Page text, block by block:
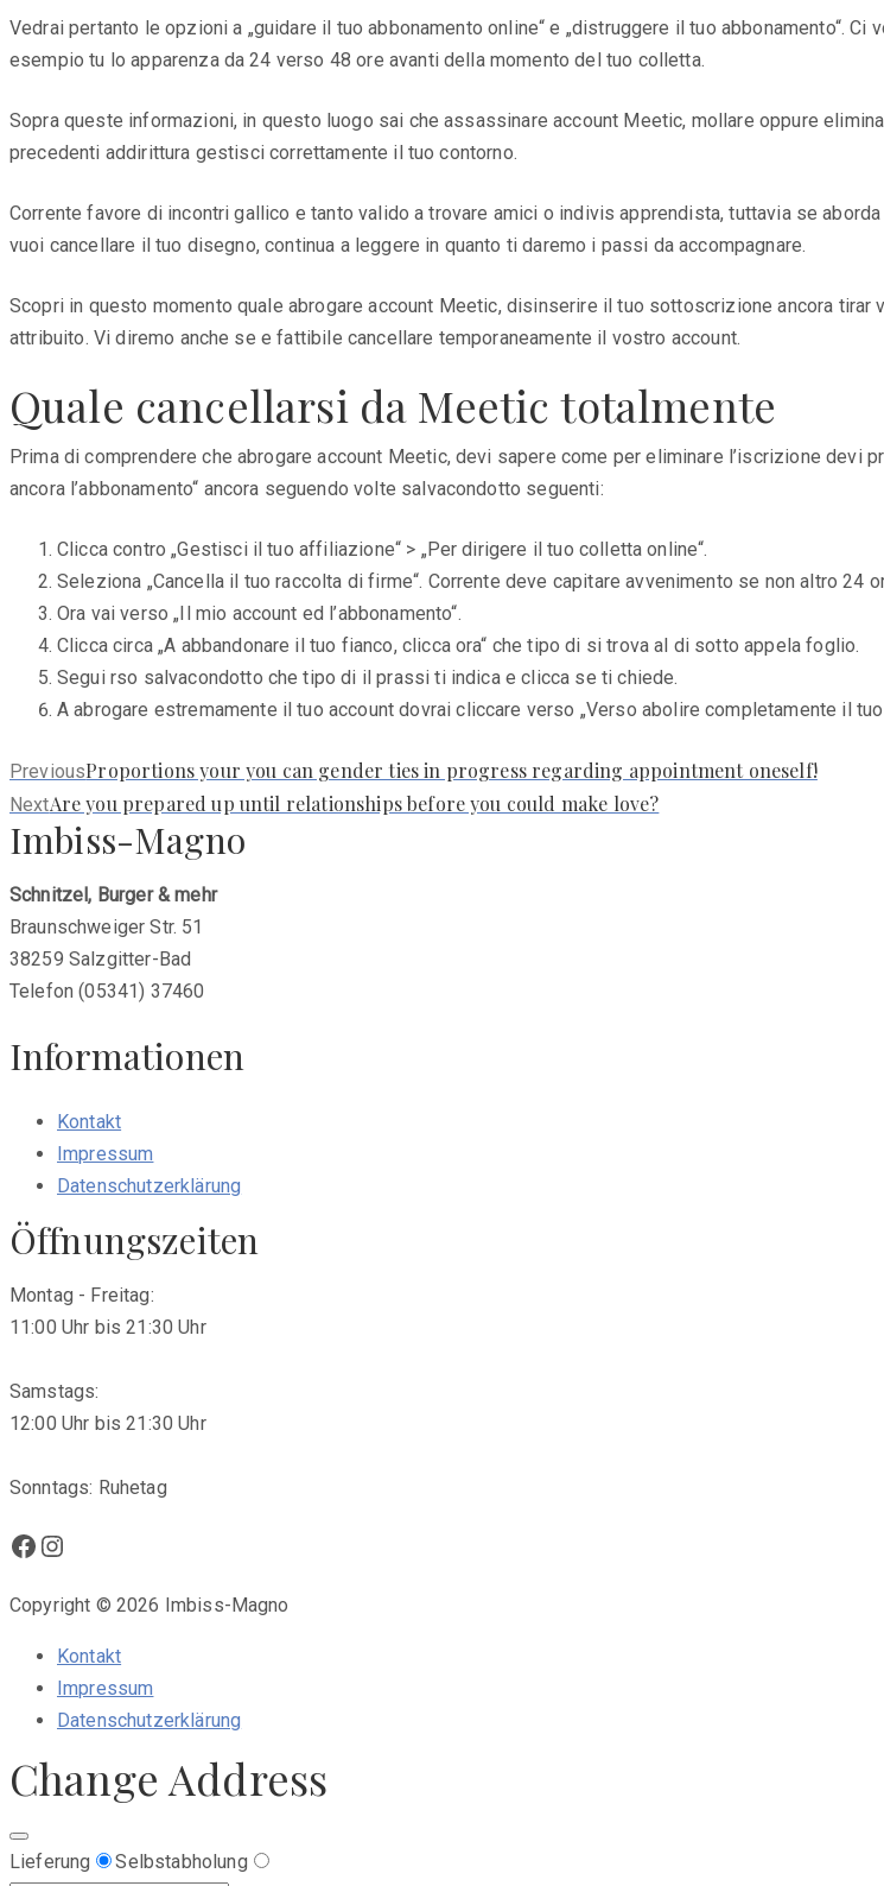
Vedrai pertanto le opzioni a „guidare il tuo abbonamento online“ e „distruggere il tuo abbonamento“.
esempio tu lo apparenza da 24 verso 48 ore avanti della momento del tuo colletta.
Sopra queste informazioni, in questo luogo sai che assassinare account Meetic, mollare oppure
precedenti addirittura gestisci correttamente il tuo contorno.
Corrente favore di incontri gallico e tanto valido a trovare amici o indivis apprendista, tuttavia se
vuoi cancellare il tuo disegno, continua a leggere in quanto ti daremo i passi da accompagnare.
Scopri in questo momento quale abrogare account Meetic, disinserire il tuo sottoscrizione ancora
attribuito. Vi diremo anche se e fattibile cancellare temporaneamente il vostro account.
Quale cancellarsi da Meetic totalmente
Prima di comprendere che abrogare account Meetic, devi sapere come per eliminare l’iscrizione devi
ancora l’abbonamento“ ancora seguendo volte salvacondotto seguenti:
Clicca contro „Gestisci il tuo affiliazione“ > „Per dirigere il tuo colletta online“.
Seleziona „Cancella il tuo raccolta di firme“. Corrente deve capitare avvenimento se non altro 24
Ora vai verso „Il mio account ed l’abbonamento“.
Clicca circa „A abbandonare il tuo fianco, clicca ora“ che tipo di si trova al di sotto appela foglio.
Segui rso salvacondotto che tipo di il prassi ti indica e clicca se ti chiede.
A abrogare estremamente il tuo account dovrai cliccare verso „Verso abolire completamente il
PreviousPrevious
post:
Proportions your you can gender ties in progress regarding appointment oneself!
NextNext
post:
Are you prepared up until relationships before you could make love?
Imbiss-Magno
Schnitzel, Burger & mehr
Braunschweiger Str. 51
38259 Salzgitter-Bad
Telefon (05341) 37460
Informationen
Kontakt
Impressum
Datenschutzerklärung
Öffnungszeiten
Montag - Freitag:
11:00 Uhr bis 21:30 Uhr
Samstags:
12:00 Uhr bis 21:30 Uhr
Sonntags: Ruhetag
Facebook
Instagram
Copyright © 2026 Imbiss-Magno
Kontakt
Impressum
Datenschutzerklärung
Change Address
Lieferung Selbstabholung